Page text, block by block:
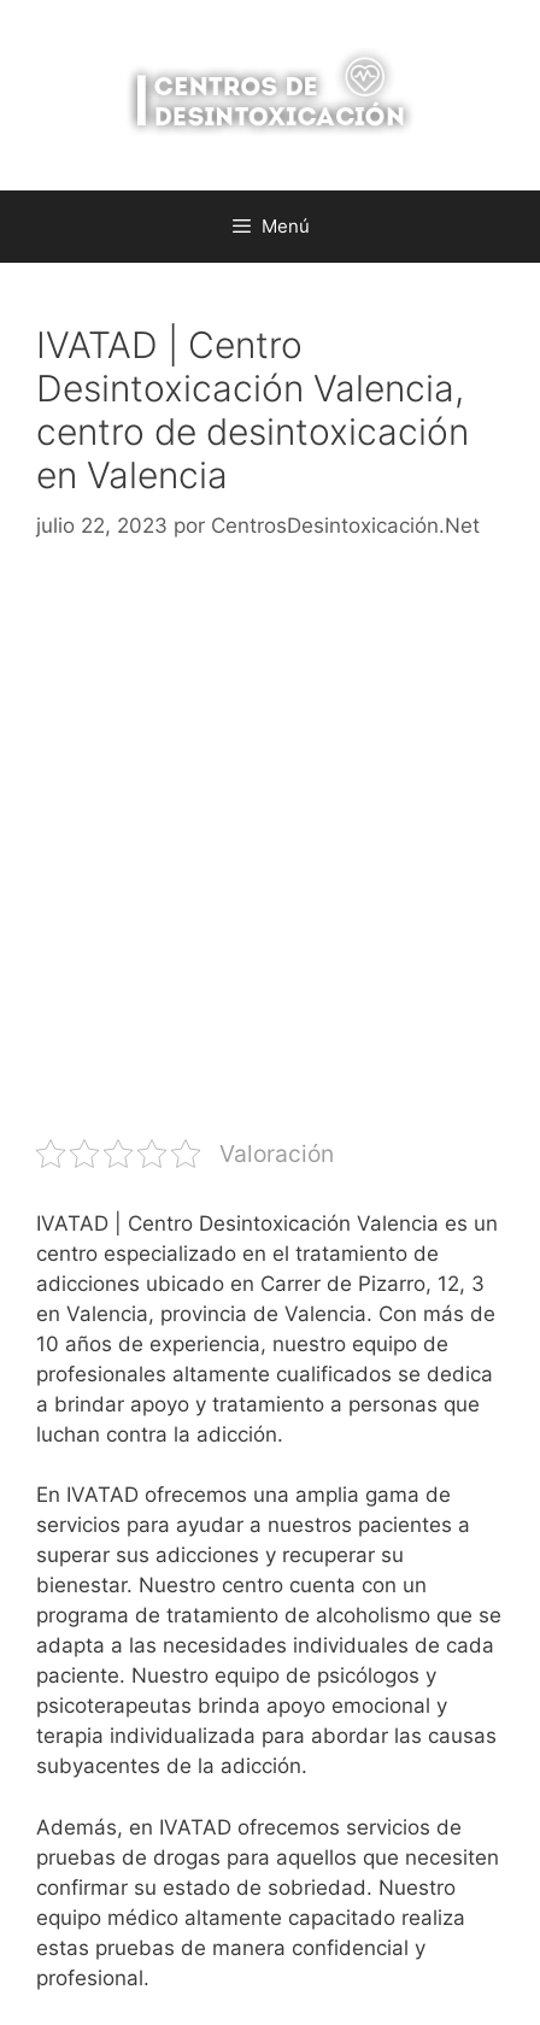
Menú
IVATAD | Centro
Desintoxicación Valencia,
centro de desintoxicación
en Valencia
julio 22, 2023 por CentrosDesintoxicación.Net
Valoración
IVATAD | Centro Desintoxicación Valencia es un
centro especializado en el tratamiento de
adicciones ubicado en Carrer de Pizarro, 12, 3
en Valencia, provincia de Valencia. Con más de
10 años de experiencia, nuestro equipo de
profesionales altamente cualificados se dedica
a brindar apoyo y tratamiento a personas que
luchan contra la adicción.
En IVATAD ofrecemos una amplia gama de
servicios para ayudar a nuestros pacientes a
superar sus adicciones y recuperar su
bienestar. Nuestro centro cuenta con un
programa de tratamiento de alcoholismo que se
adapta a las necesidades individuales de cada
paciente. Nuestro equipo de psicólogos y
psicoterapeutas brinda apoyo emocional y
terapia individualizada para abordar las causas
subyacentes de la adicción.
Además, en IVATAD ofrecemos servicios de
pruebas de drogas para aquellos que necesiten
confirmar su estado de sobriedad. Nuestro
equipo médico altamente capacitado realiza
estas pruebas de manera confidencial y
profesional.